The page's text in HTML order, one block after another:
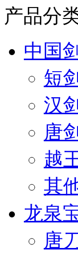
产品分
中国
短剑
汉剑
唐剑
越
其
龙泉
唐